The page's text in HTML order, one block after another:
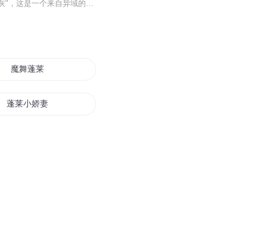
武林巨擘天下堡堡主韦长歌在自己的生日那天得到了挚友苏家公子苏妄言送的奇异宝贝--"劫灰"，这是一个来自异域的灵异宝物，它的出现证明了江湖上流传着的异域宝藏的确存在。世人垂涎的不仅是那里取之不尽的奇珍异宝，更向往的是那里有关生死的惊人的秘密。秘密究竟由谁为揭开? 独行陌上的惊艳丽人、无疾猝死他乡的花和尚、熊熊烈火中的生死夫妻、永远也长不大的幼童--种种古怪，层层迷雾，最终都指向三十年前月夜下那一场悚影迷踪。顾晋之和凤楚夫妇二人是否真的去过宝藏?死亡的脚步为何始终如影随形?下一个死者将是谁?真正的顾夫人现在身在何处?是谁在幕后操纵着这一切?步步逼近谜底的韦长歌和苏妄言能否安然无恙?案件能否真相大白…… 作品直面人性善恶，作者用律师的推理思维和国学的深厚功底营造了一个奇异的悬疑世界，情节在悬念中起伏游移，令人震撼。 世上有没有永远忠诚的朋友，永不褪色的感情，不可摧折的勇气，不可消磨的意志，不可冷却的热血，以及永不破灭的希望?
魔舞蓬莱
蓬莱小娇妻